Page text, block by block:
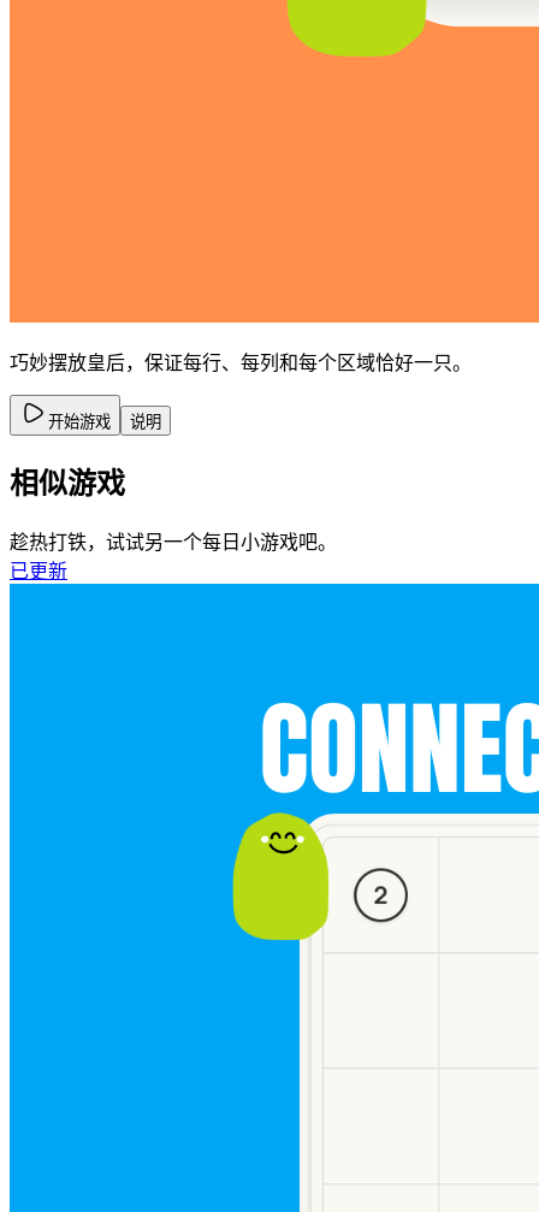
巧妙摆放皇后，保证每行、每列和每个区域恰好一只。
开始游戏 说明
相似游戏
趁热打铁，试试另一个每日小游戏吧。
已更新